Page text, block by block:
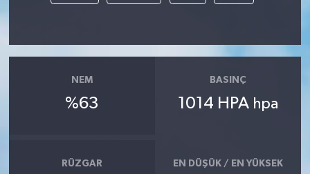
NEM
%63
BASINÇ
1014 HPA hpa
RÜZGAR EN DÜŞÜK / EN YÜKSEK